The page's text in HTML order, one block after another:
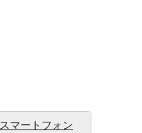
スマートフォン